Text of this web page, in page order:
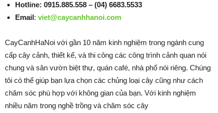
Hotline: 0915.885.558 – (04) 6683.5533
Email: viet@caycanhhanoi.com
CayCanhHaNoi với gần 10 năm kinh nghiệm trong ngành cung
cấp cây cảnh, thiết kế, và thi công các công trình cảnh quan nói
chung và sân vườn biệt thự, quán café, nhà phố nói riêng. Chúng
tôi có thể giúp bạn lựa chọn các chủng loại cây cũng như cách
chăm sóc phù hợp với không gian của bạn. Với kinh nghiệm
nhiều năm trong nghề trồng và chăm sóc cây